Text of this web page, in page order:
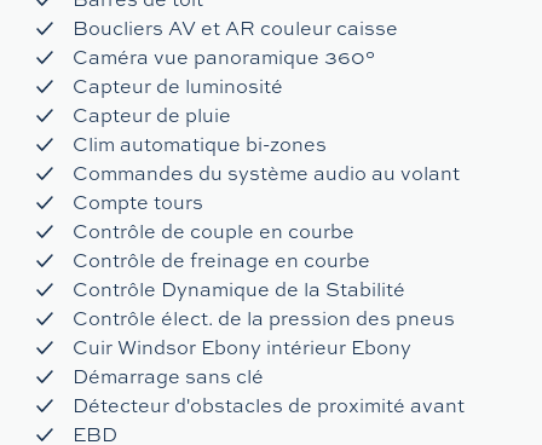
Boucliers AV et AR couleur caisse
Caméra vue panoramique 360°
Capteur de luminosité
Capteur de pluie
Clim automatique bi-zones
Commandes du système audio au volant
Compte tours
Contrôle de couple en courbe
Contrôle de freinage en courbe
Contrôle Dynamique de la Stabilité
Contrôle élect. de la pression des pneus
Cuir Windsor Ebony intérieur Ebony
Démarrage sans clé
Détecteur d'obstacles de proximité avant
EBD